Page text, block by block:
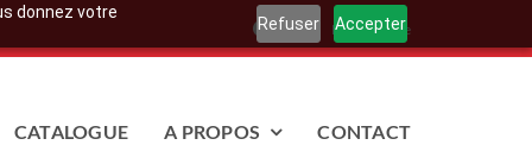
donnez votre
Refuser Accepter
FAQ Mon compte
CATALOGUE A PROPOS CONTACT